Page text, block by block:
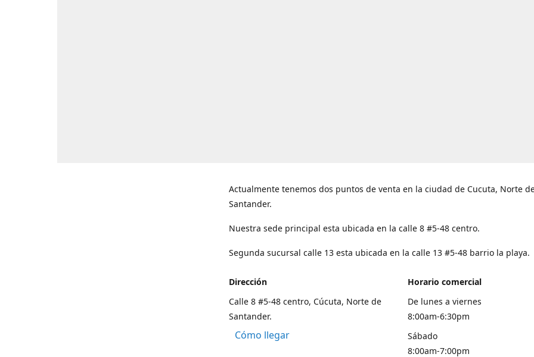
Actualmente tenemos dos puntos de venta en la ciudad de Cucuta, Norte
Santander.
Nuestra sede principal esta ubicada en la calle 8 #5-48 centro.
Segunda sucursal calle 13 esta ubicada en la calle 13 #5-48 barrio la playa.
Dirección
Calle 8 #5-48 centro, Cúcuta, Norte de
Santander.
Cómo llegar
Horario comercial
De lunes a viernes
8:00am-6:30pm
Sábado
8:00am-7:00pm